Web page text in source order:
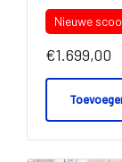
Nieuwe
€1.699,00